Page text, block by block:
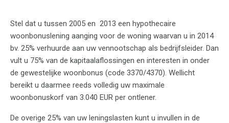
Stel dat u tussen 2005 en 2013 een hypothecaire
woonbonuslening aanging voor de woning waarvan u in 2014
bv. 25% verhuurde aan uw vennootschap als bedrijfsleider. Dan
vult u 75% van de kapitaalaflossingen en interesten in onder
de gewestelijke woonbonus (code 3370/4370). Wellicht
bereikt u daarmee reeds volledig uw maximale
woonbonuskorf van 3.040 EUR per ontlener.
De overige 25% van uw leningslasten kunt u invullen in de